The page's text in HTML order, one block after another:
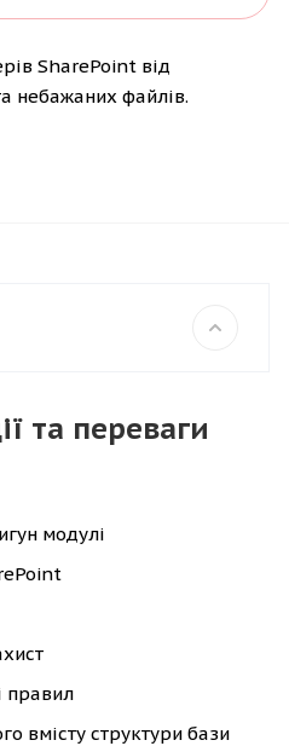
SharePoint від
небажаних файлів.
та переваги
модулі
правил
вмісту структури бази